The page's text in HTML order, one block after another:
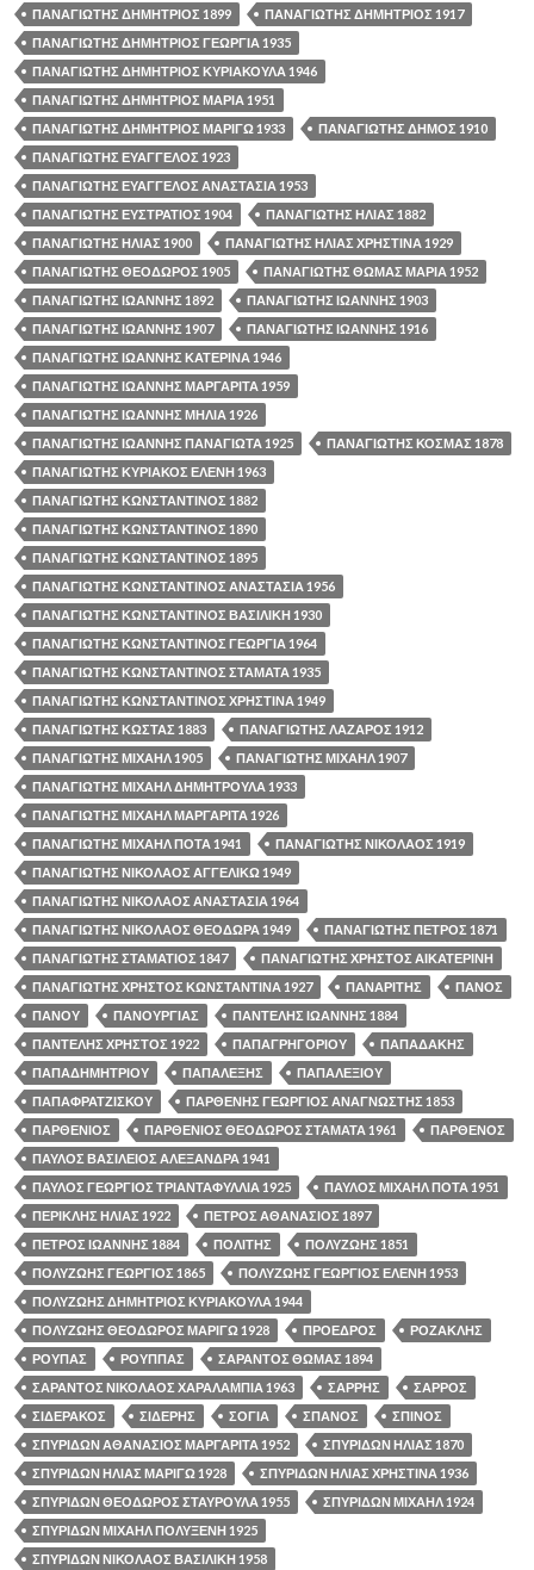
ΠΑΝΑΓΙΩΤΗΣ ΔΗΜΗΤΡΙΟΣ 1899
ΠΑΝΑΓΙΩΤΗΣ ΔΗΜΗΤΡΙΟΣ 1917
ΠΑΝΑΓΙΩΤΗΣ ΔΗΜΗΤΡΙΟΣ ΓΕΩΡΓΙΑ 1935
ΠΑΝΑΓΙΩΤΗΣ ΔΗΜΗΤΡΙΟΣ ΚΥΡΙΑΚΟΥΛΑ 1946
ΠΑΝΑΓΙΩΤΗΣ ΔΗΜΗΤΡΙΟΣ ΜΑΡΙΑ 1951
ΠΑΝΑΓΙΩΤΗΣ ΔΗΜΗΤΡΙΟΣ ΜΑΡΙΓΩ 1933
ΠΑΝΑΓΙΩΤΗΣ ΔΗΜΟΣ 1910
ΠΑΝΑΓΙΩΤΗΣ ΕΥΑΓΓΕΛΟΣ 1923
ΠΑΝΑΓΙΩΤΗΣ ΕΥΑΓΓΕΛΟΣ ΑΝΑΣΤΑΣΙΑ 1953
ΠΑΝΑΓΙΩΤΗΣ ΕΥΣΤΡΑΤΙΟΣ 1904
ΠΑΝΑΓΙΩΤΗΣ ΗΛΙΑΣ 1882
ΠΑΝΑΓΙΩΤΗΣ ΗΛΙΑΣ 1900
ΠΑΝΑΓΙΩΤΗΣ ΗΛΙΑΣ ΧΡΗΣΤΙΝΑ 1929
ΠΑΝΑΓΙΩΤΗΣ ΘΕΟΔΩΡΟΣ 1905
ΠΑΝΑΓΙΩΤΗΣ ΘΩΜΑΣ ΜΑΡΙΑ 1952
ΠΑΝΑΓΙΩΤΗΣ ΙΩΑΝΝΗΣ 1892
ΠΑΝΑΓΙΩΤΗΣ ΙΩΑΝΝΗΣ 1903
ΠΑΝΑΓΙΩΤΗΣ ΙΩΑΝΝΗΣ 1907
ΠΑΝΑΓΙΩΤΗΣ ΙΩΑΝΝΗΣ 1916
ΠΑΝΑΓΙΩΤΗΣ ΙΩΑΝΝΗΣ ΚΑΤΕΡΙΝΑ 1946
ΠΑΝΑΓΙΩΤΗΣ ΙΩΑΝΝΗΣ ΜΑΡΓΑΡΙΤΑ 1959
ΠΑΝΑΓΙΩΤΗΣ ΙΩΑΝΝΗΣ ΜΗΛΙΑ 1926
ΠΑΝΑΓΙΩΤΗΣ ΙΩΑΝΝΗΣ ΠΑΝΑΓΙΩΤΑ 1925
ΠΑΝΑΓΙΩΤΗΣ ΚΟΣΜΑΣ 1878
ΠΑΝΑΓΙΩΤΗΣ ΚΥΡΙΑΚΟΣ ΕΛΕΝΗ 1963
ΠΑΝΑΓΙΩΤΗΣ ΚΩΝΣΤΑΝΤΙΝΟΣ 1882
ΠΑΝΑΓΙΩΤΗΣ ΚΩΝΣΤΑΝΤΙΝΟΣ 1890
ΠΑΝΑΓΙΩΤΗΣ ΚΩΝΣΤΑΝΤΙΝΟΣ 1895
ΠΑΝΑΓΙΩΤΗΣ ΚΩΝΣΤΑΝΤΙΝΟΣ ΑΝΑΣΤΑΣΙΑ 1956
ΠΑΝΑΓΙΩΤΗΣ ΚΩΝΣΤΑΝΤΙΝΟΣ ΒΑΣΙΛΙΚΗ 1930
ΠΑΝΑΓΙΩΤΗΣ ΚΩΝΣΤΑΝΤΙΝΟΣ ΓΕΩΡΓΙΑ 1964
ΠΑΝΑΓΙΩΤΗΣ ΚΩΝΣΤΑΝΤΙΝΟΣ ΣΤΑΜΑΤΑ 1935
ΠΑΝΑΓΙΩΤΗΣ ΚΩΝΣΤΑΝΤΙΝΟΣ ΧΡΗΣΤΙΝΑ 1949
ΠΑΝΑΓΙΩΤΗΣ ΚΩΣΤΑΣ 1883
ΠΑΝΑΓΙΩΤΗΣ ΛΑΖΑΡΟΣ 1912
ΠΑΝΑΓΙΩΤΗΣ ΜΙΧΑΗΛ 1905
ΠΑΝΑΓΙΩΤΗΣ ΜΙΧΑΗΛ 1907
ΠΑΝΑΓΙΩΤΗΣ ΜΙΧΑΗΛ ΔΗΜΗΤΡΟΥΛΑ 1933
ΠΑΝΑΓΙΩΤΗΣ ΜΙΧΑΗΛ ΜΑΡΓΑΡΙΤΑ 1926
ΠΑΝΑΓΙΩΤΗΣ ΜΙΧΑΗΛ ΠΟΤΑ 1941
ΠΑΝΑΓΙΩΤΗΣ ΝΙΚΟΛΑΟΣ 1919
ΠΑΝΑΓΙΩΤΗΣ ΝΙΚΟΛΑΟΣ ΑΓΓΕΛΙΚΩ 1949
ΠΑΝΑΓΙΩΤΗΣ ΝΙΚΟΛΑΟΣ ΑΝΑΣΤΑΣΙΑ 1964
ΠΑΝΑΓΙΩΤΗΣ ΝΙΚΟΛΑΟΣ ΘΕΟΔΩΡΑ 1949
ΠΑΝΑΓΙΩΤΗΣ ΠΕΤΡΟΣ 1871
ΠΑΝΑΓΙΩΤΗΣ ΣΤΑΜΑΤΙΟΣ 1847
ΠΑΝΑΓΙΩΤΗΣ ΧΡΗΣΤΟΣ ΑΙΚΑΤΕΡΙΝΗ
ΠΑΝΑΓΙΩΤΗΣ ΧΡΗΣΤΟΣ ΚΩΝΣΤΑΝΤΙΝΑ 1927
ΠΑΝΑΡΙΤΗΣ
ΠΑΝΟΣ
ΠΑΝΟΥ
ΠΑΝΟΥΡΓΙΑΣ
ΠΑΝΤΕΛΗΣ ΙΩΑΝΝΗΣ 1884
ΠΑΝΤΕΛΗΣ ΧΡΗΣΤΟΣ 1922
ΠΑΠΑΓΡΗΓΟΡΙΟΥ
ΠΑΠΑΔΑΚΗΣ
ΠΑΠΑΔΗΜΗΤΡΙΟΥ
ΠΑΠΑΛΕΞΗΣ
ΠΑΠΑΛΕΞΙΟΥ
ΠΑΠΑΦΡΑΤΖΙΣΚΟΥ
ΠΑΡΘΕΝΗΣ ΓΕΩΡΓΙΟΣ ΑΝΑΓΝΩΣΤΗΣ 1853
ΠΑΡΘΕΝΙΟΣ
ΠΑΡΘΕΝΙΟΣ ΘΕΟΔΩΡΟΣ ΣΤΑΜΑΤΑ 1961
ΠΑΡΘΕΝΟΣ
ΠΑΥΛΟΣ ΒΑΣΙΛΕΙΟΣ ΑΛΕΞΑΝΔΡΑ 1941
ΠΑΥΛΟΣ ΓΕΩΡΓΙΟΣ ΤΡΙΑΝΤΑΦΥΛΛΙΑ 1925
ΠΑΥΛΟΣ ΜΙΧΑΗΛ ΠΟΤΑ 1951
ΠΕΡΙΚΛΗΣ ΗΛΙΑΣ 1922
ΠΕΤΡΟΣ ΑΘΑΝΑΣΙΟΣ 1897
ΠΕΤΡΟΣ ΙΩΑΝΝΗΣ 1884
ΠΟΛΙΤΗΣ
ΠΟΛΥΖΩΗΣ 1851
ΠΟΛΥΖΩΗΣ ΓΕΩΡΓΙΟΣ 1865
ΠΟΛΥΖΩΗΣ ΓΕΩΡΓΙΟΣ ΕΛΕΝΗ 1953
ΠΟΛΥΖΩΗΣ ΔΗΜΗΤΡΙΟΣ ΚΥΡΙΑΚΟΥΛΑ 1944
ΠΟΛΥΖΩΗΣ ΘΕΟΔΩΡΟΣ ΜΑΡΙΓΩ 1928
ΠΡΟΕΔΡΟΣ
ΡΟΖΑΚΛΗΣ
ΡΟΥΠΑΣ
ΡΟΥΠΠΑΣ
ΣΑΡΑΝΤΟΣ ΘΩΜΑΣ 1894
ΣΑΡΑΝΤΟΣ ΝΙΚΟΛΑΟΣ ΧΑΡΑΛΑΜΠΙΑ 1963
ΣΑΡΡΗΣ
ΣΑΡΡΟΣ
ΣΙΔΕΡΑΚΟΣ
ΣΙΔΕΡΗΣ ΣΟΓΙΑ ΣΠΑΝΟΣ
ΣΠΙΝΟΣ
ΣΠΥΡΙΔΩΝ ΑΘΑΝΑΣΙΟΣ ΜΑΡΓΑΡΙΤΑ 1952
ΣΠΥΡΙΔΩΝ ΗΛΙΑΣ 1870
ΣΠΥΡΙΔΩΝ ΗΛΙΑΣ ΜΑΡΙΓΩ 1928
ΣΠΥΡΙΔΩΝ ΗΛΙΑΣ ΧΡΗΣΤΙΝΑ 1936
ΣΠΥΡΙΔΩΝ ΘΕΟΔΩΡΟΣ ΣΤΑΥΡΟΥΛΑ 1955
ΣΠΥΡΙΔΩΝ ΜΙΧΑΗΛ 1924
ΣΠΥΡΙΔΩΝ ΜΙΧΑΗΛ ΠΟΛΥΞΕΝΗ 1925
ΣΠΥΡΙΔΩΝ ΝΙΚΟΛΑΟΣ ΒΑΣΙΛΙΚΗ 1958